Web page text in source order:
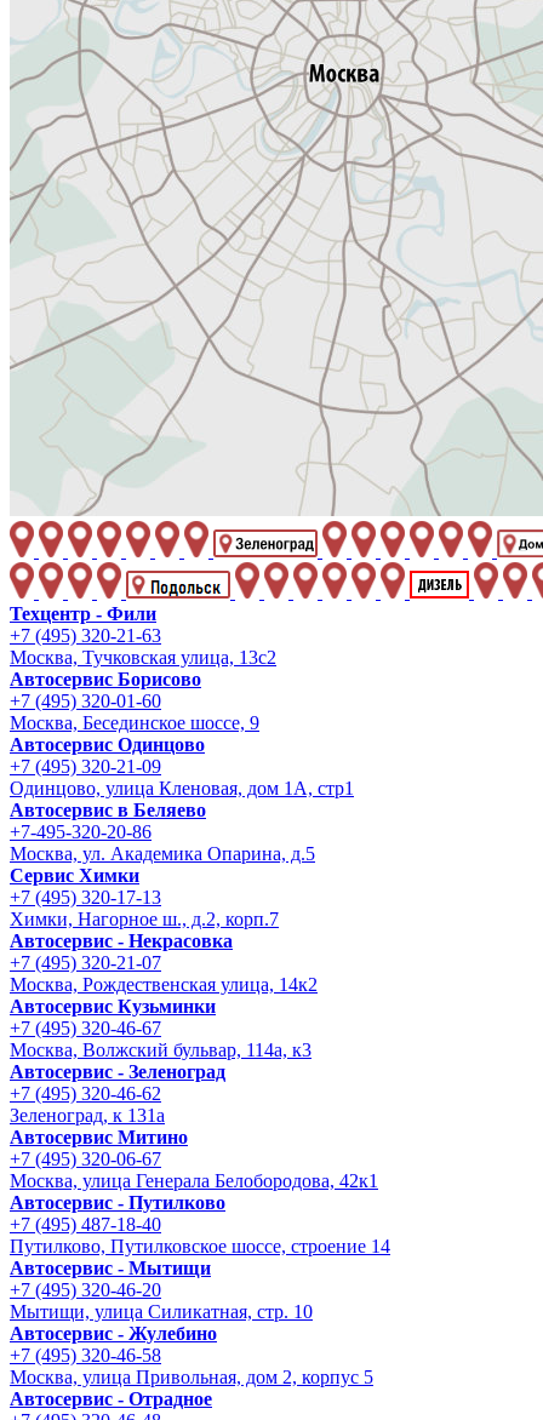
Техцентр - Фили
+7 (495) 320-21-63
Москва, Тучковская улица, 13с2
Автосервис Борисово
+7 (495) 320-01-60
Москва, Бесединское шоссе, 9
Автосервис Одинцово
+7 (495) 320-21-09
Одинцово, улица Кленовая, дом 1А, стр1
Автосервис в Беляево
+7-495-320-20-86
Москва, ул. Академика Опарина, д.5
Сервис Химки
+7 (495) 320-17-13
Химки, Нагорное ш., д.2, корп.7
Автосервис - Некрасовка
+7 (495) 320-21-07
Москва, Рождественская улица, 14к2
Автосервис Кузьминки
+7 (495) 320-46-67
Москва, Волжский бульвар, 114а, к3
Автосервис - Зеленоград
+7 (495) 320-46-62
Зеленоград, к 131а
Автосервис Митино
+7 (495) 320-06-67
Москва, улица Генерала Белобородова, 42к1
Автосервис - Путилково
+7 (495) 487-18-40
Путилково, Путилковское шоссе, строение 14
Автосервис - Мытищи
+7 (495) 320-46-20
Мытищи, улица Силикатная, стр. 10
Автосервис - Жулебино
+7 (495) 320-46-58
Москва, улица Привольная, дом 2, корпус 5
Автосервис - Отрадное